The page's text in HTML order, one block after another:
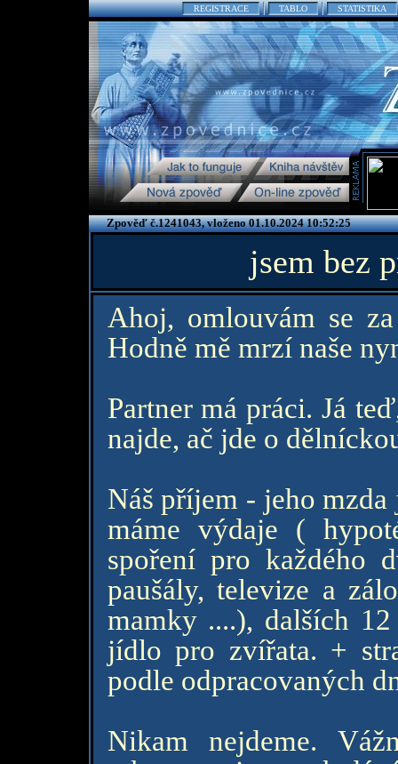
REGISTRACE TABLO STATISTIKA
Zpověď č.1241043, vloženo 01.10.2024 10:52:25
jsem bez
Ahoj, omlouvám se
Hodně mě mrzí naše
Partner má práci. Já
najde, ač jde o
Náš příjem - jeho
máme výdaje (
spoření pro každého
paušály, televize a
mamky ....), dalších
jídlo pro zvířata. +
podle odpracovaných
Nikam nejdeme.